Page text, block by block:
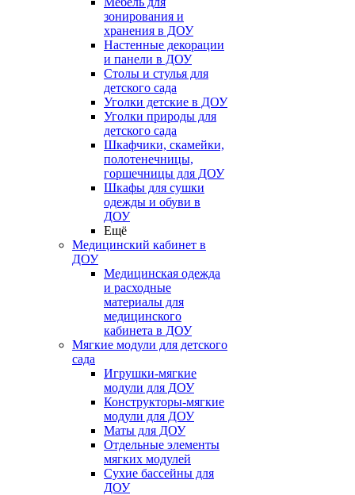
зонирования и
хранения в ДОУ
Настенные декорации
и панели в ДОУ
Столы и стулья для
детского сада
Уголки детские в ДОУ
Уголки природы для
детского сада
Шкафчики, скамейки,
полотенечницы,
горшечницы для ДОУ
Шкафы для сушки
одежды и обуви в
ДОУ
Ещё
Медицинский кабинет в
ДОУ
Медицинская одежда
и расходные
материалы для
медицинского
кабинета в ДОУ
Мягкие модули для детского
сада
Игрушки-мягкие
модули для ДОУ
Конструкторы-мягкие
модули для ДОУ
Маты для ДОУ
Отдельные элементы
мягких модулей
Сухие бассейны для
ДОУ